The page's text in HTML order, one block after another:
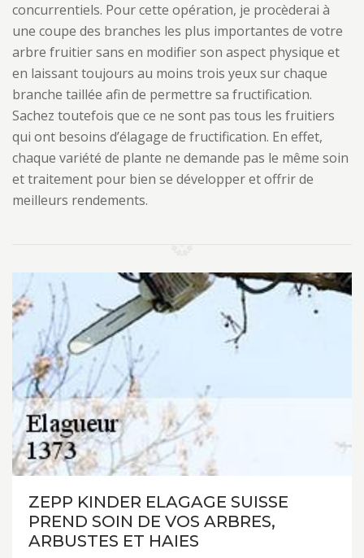
concurrentiels. Pour cette opération, je procèderai à
une coupe des branches les plus importantes de votre
arbre fruitier sans en modifier son aspect physique et
en laissant toujours au moins trois yeux sur chaque
branche taillée afin de permettre sa fructification.
Sachez toutefois que ce ne sont pas tous les fruitiers
qui ont besoins d’élagage de fructification. En effet,
chaque variété de plante ne demande pas le même soin
et traitement pour bien se développer et offrir de
meilleurs rendements.
ZEPP KINDER ELAGAGE SUISSE
PREND SOIN DE VOS ARBRES,
ARBUSTES ET HAIES